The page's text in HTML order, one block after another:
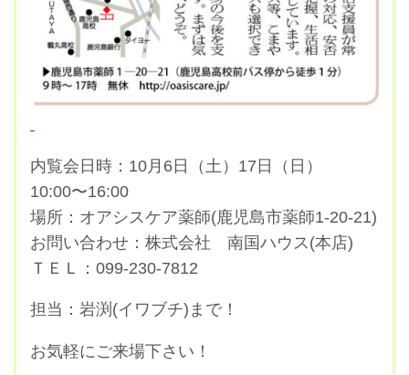
内覧会日時：10月6日（土）17日（日）
10:00〜16:00
場所：オアシスケア薬師(鹿児島市薬師1-20-21)
お問い合わせ：株式会社 南国ハウス(本店)
ＴＥＬ：099-230-7812
担当：岩渕(イワブチ)まで！
お気軽にご来場下さい！